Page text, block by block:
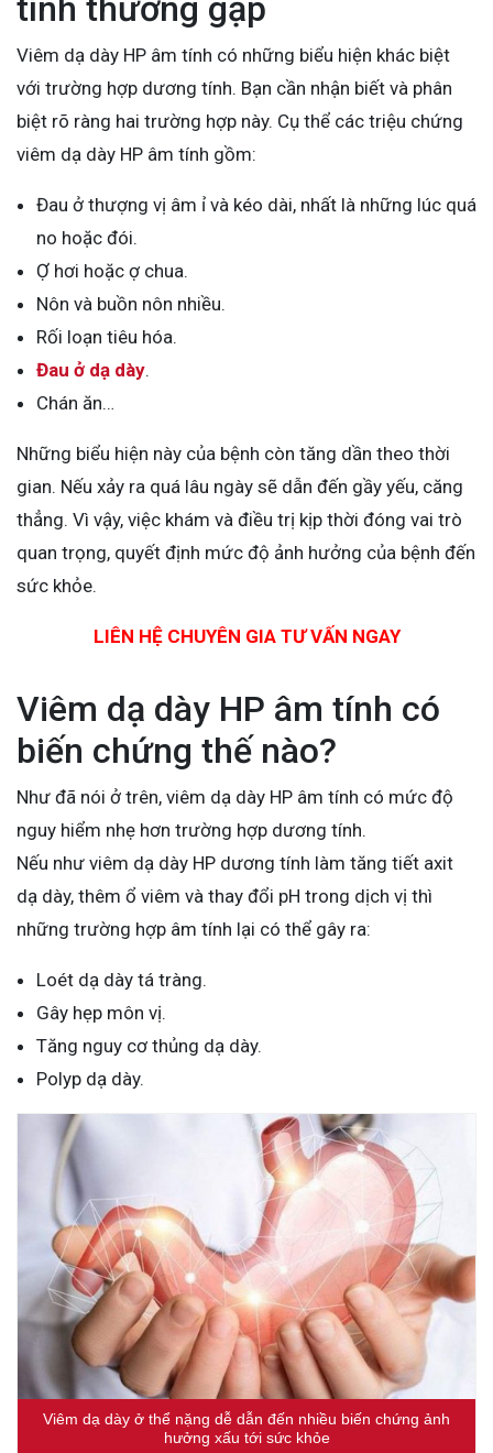
tính thường gặp
Viêm dạ dày HP âm tính có những biểu hiện khác biệt
với trường hợp dương tính. Bạn cần nhận biết và phân
biệt rõ ràng hai trường hợp này. Cụ thể các triệu chứng
viêm dạ dày HP âm tính gồm:
Đau ở thượng vị âm ỉ và kéo dài, nhất là những lúc quá
no hoặc đói.
Ợ hơi hoặc ợ chua.
Nôn và buồn nôn nhiều.
Rối loạn tiêu hóa.
Đau ở dạ dày.
Chán ăn…
Những biểu hiện này của bệnh còn tăng dần theo thời
gian. Nếu xảy ra quá lâu ngày sẽ dẫn đến gầy yếu, căng
thẳng. Vì vậy, việc khám và điều trị kịp thời đóng vai trò
quan trọng, quyết định mức độ ảnh hưởng của bệnh đến
sức khỏe.
LIÊN HỆ CHUYÊN GIA TƯ VẤN NGAY
Viêm dạ dày HP âm tính có
biến chứng thế nào?
Như đã nói ở trên, viêm dạ dày HP âm tính có mức độ
nguy hiểm nhẹ hơn trường hợp dương tính.
Nếu như viêm dạ dày HP dương tính làm tăng tiết axit
dạ dày, thêm ổ viêm và thay đổi pH trong dịch vị thì
những trường hợp âm tính lại có thể gây ra:
Loét dạ dày tá tràng.
Gây hẹp môn vị.
Tăng nguy cơ thủng dạ dày.
Polyp dạ dày.
Viêm dạ dày ở thể nặng dễ dẫn đến nhiều biến chứng ảnh
hưởng xấu tới sức khỏe